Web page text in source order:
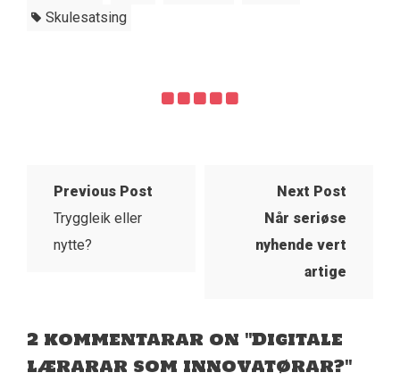
Skulesatsing
Previous Post
Tryggleik eller
nytte?
Next Post
Når seriøse
nyhende vert
artige
2 kommentarar on "Digitale
lærarar som innovatørar?"